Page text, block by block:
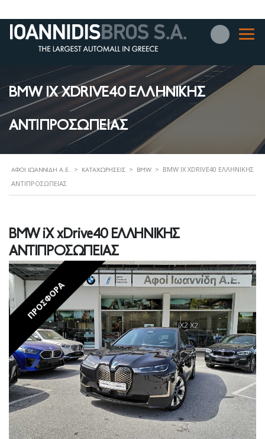
BMW IX XDRIVE40 ΕΛΛΗΝΙΚΗΣ
ΑΝΤΙΠΡΟΣΩΠΕΙΑΣ
ΑΦΟΊ ΙΩΑΝΝΊΔΗ Α.Ε. > ΚΑΤΑΧΩΡΉΣΕΙΣ > BMW > BMW IX XDRIVE40 ΕΛΛΗΝΙΚΗΣ
ΑΝΤΙΠΡΟΣΩΠΕΙΑΣ
BMW iX xDrive40 ΕΛΛΗΝΙΚΗΣ
ΑΝΤΙΠΡΟΣΩΠΕΙΑΣ
ΠΡΟΣΦΟΡΑ